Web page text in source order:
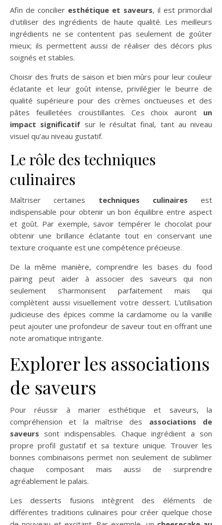
Afin de concilier esthétique et saveurs, il est primordial
d'utiliser des ingrédients de haute qualité. Les meilleurs
ingrédients ne se contentent pas seulement de goûter
mieux; ils permettent aussi de réaliser des décors plus
soignés et stables.
Choisir des fruits de saison et bien mûrs pour leur couleur
éclatante et leur goût intense, privilégier le beurre de
qualité supérieure pour des crèmes onctueuses et des
pâtes feuilletées croustillantes. Ces choix auront un
impact significatif sur le résultat final, tant au niveau
visuel qu’au niveau gustatif.
Le rôle des techniques
culinaires
Maîtriser certaines techniques culinaires est
indispensable pour obtenir un bon équilibre entre aspect
et goût. Par exemple, savoir tempérer le chocolat pour
obtenir une brillance éclatante tout en conservant une
texture croquante est une compétence précieuse.
De la même manière, comprendre les bases du food
pairing peut aider à associer des saveurs qui non
seulement s’harmonisent parfaitement mais qui
complètent aussi visuellement votre dessert. L'utilisation
judicieuse des épices comme la cardamome ou la vanille
peut ajouter une profondeur de saveur tout en offrant une
note aromatique intrigante.
Explorer les associations
de saveurs
Pour réussir à marier esthétique et saveurs, la
compréhension et la maîtrise des associations de
saveurs sont indispensables. Chaque ingrédient a son
propre profil gustatif et sa texture unique. Trouver les
bonnes combinaisons permet non seulement de sublimer
chaque composant mais aussi de surprendre
agréablement le palais.
Les desserts fusions intègrent des éléments de
différentes traditions culinaires pour créer quelque chose